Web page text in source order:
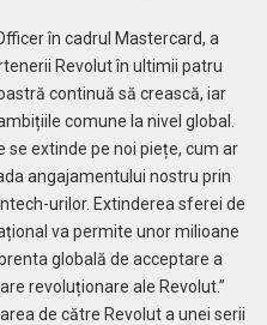
în cadrul Mastercard, a
Revolut în ultimii patru
continuă să crească, iar
comune la nivel global.
se extinde pe noi piețe, cum ar
angajamentului nostru prin
urilor. Extinderea sferei de
va permite unor milioane
globală de acceptare a
revoluționare ale Revolut.”
de către Revolut a unei serii